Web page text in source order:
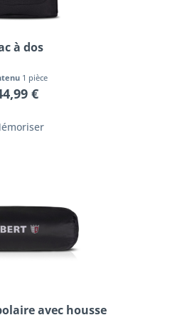
à dos
1 pièce
€
avec housse